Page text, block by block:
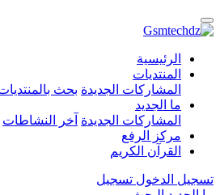
الرئيسية
المنتديات
المشاركات الجديدة بحث
ما الجديد
المشاركات الجديدة آخر النشاطات
مركز الرفع
القرآن الكريم
تسجيل الدخول تسجيل